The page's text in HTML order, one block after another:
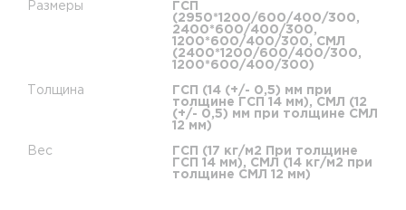
Размеры
ГСП
(2950*1200/600/400/300,
2400*600/400/300,
1200*600/400/300, СМЛ
(2400*1200/600/400/300,
1200*600/400/300)
Толщина
ГСП (14 (+/- 0,5) мм при
толщине ГСП 14 мм), СМЛ (12
(+/- 0,5) мм при толщине СМЛ
12 мм)
Вес
ГСП (17 кг/м2 При толщине
ГСП 14 мм), СМЛ (14 кг/м2 при
толщине СМЛ 12 мм)